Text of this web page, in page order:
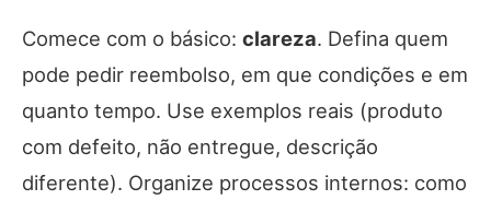
Comece com o básico: clareza. Defina quem
pode pedir reembolso, em que condições e em
quanto tempo. Use exemplos reais (produto
com defeito, não entregue, descrição
diferente). Organize processos internos: como